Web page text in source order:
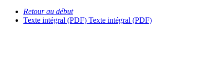
Retour au début
Texte intégral (PDF) Texte intégral (PDF)